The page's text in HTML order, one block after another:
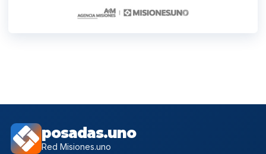
posadas.uno
Red Misiones.uno